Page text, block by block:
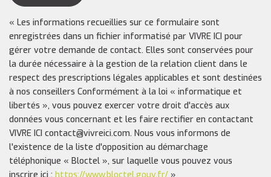
« Les informations recueillies sur ce formulaire sont
enregistrées dans un fichier informatisé par VIVRE ICI pour
gérer votre demande de contact. Elles sont conservées pour
la durée nécessaire à la gestion de la relation client dans le
respect des prescriptions légales applicables et sont destinées
à nos conseillers Conformément à la loi « informatique et
libertés », vous pouvez exercer votre droit d'accès aux
données vous concernant et les faire rectifier en contactant
VIVRE ICI contact@vivreici.com. Nous vous informons de
l'existence de la liste d'opposition au démarchage
téléphonique « Bloctel », sur laquelle vous pouvez vous